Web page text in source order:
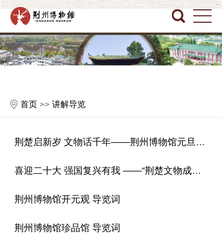
首页 >>讲解导览
荆楚启新岁 文物话千年——荆州博物馆元旦主题活动
喜迎二十大 强国复兴有我 ——“荆楚文物成语故事我来讲”青少年宣讲活动
荆州博物馆开元观 导览词
荆州博物馆珍品馆 导览词